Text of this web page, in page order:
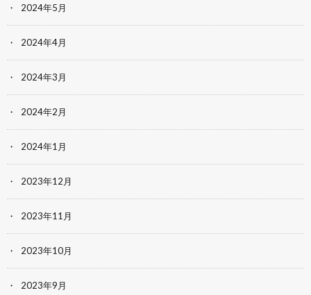
2024年5月
2024年4月
2024年3月
2024年2月
2024年1月
2023年12月
2023年11月
2023年10月
2023年9月